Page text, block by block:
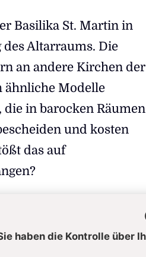
Basilika St. Martin in
Altarraums. Die
an andere Kirchen der
ähnliche Modelle
in barocken Räumen
und kosten
das auf